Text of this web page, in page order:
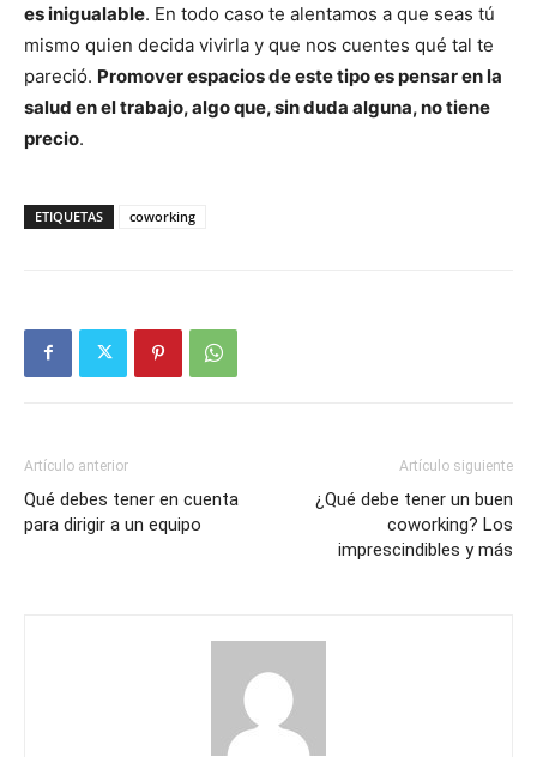
es inigualable. En todo caso te alentamos a que seas tú
mismo quien decida vivirla y que nos cuentes qué tal te
pareció. Promover espacios de este tipo es pensar en la
salud en el trabajo, algo que, sin duda alguna, no tiene
precio.
ETIQUETAS coworking
Artículo anterior
Qué debes tener en cuenta
para dirigir a un equipo
Artículo siguiente
¿Qué debe tener un buen
coworking? Los
imprescindibles y más